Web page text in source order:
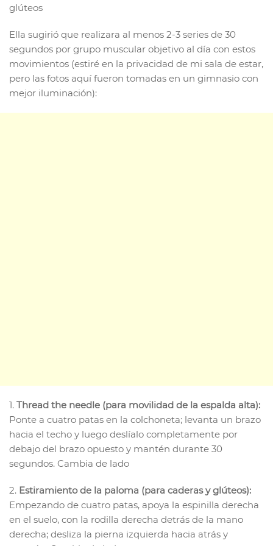
glúteos
Ella sugirió que realizara al menos 2-3 series de 30
segundos por grupo muscular objetivo al día con estos
movimientos (estiré en la privacidad de mi sala de estar,
pero las fotos aquí fueron tomadas en un gimnasio con
mejor iluminación):
1. Thread the needle (para movilidad de la espalda alta):
Ponte a cuatro patas en la colchoneta; levanta un brazo
hacia el techo y luego deslíalo completamente por
debajo del brazo opuesto y mantén durante 30
segundos. Cambia de lado
2. Estiramiento de la paloma (para caderas y glúteos):
Empezando de cuatro patas, apoya la espinilla derecha
en el suelo, con la rodilla derecha detrás de la mano
derecha; desliza la pierna izquierda hacia atrás y